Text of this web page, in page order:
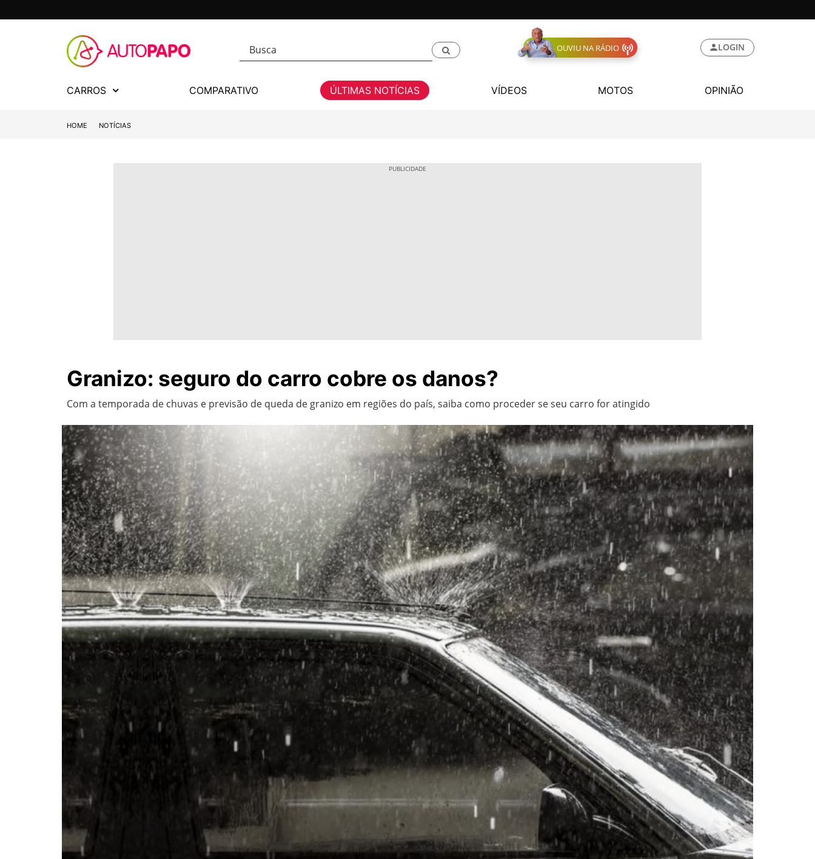
OUVIU NA RÁDIO LOGIN
CARROS COMPARATIVO ÚLTIMAS NOTÍCIAS VÍDEOS MOTOS OPINIÃO
HOME NOTÍCIAS
Granizo: seguro do carro cobre os danos?
Com a temporada de chuvas e previsão de queda de granizo em regiões do país, saiba como proceder se seu carro for atingido